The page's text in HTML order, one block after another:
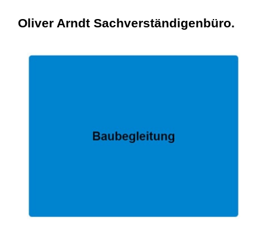
Oliver Arndt Sachverständigenbüro.